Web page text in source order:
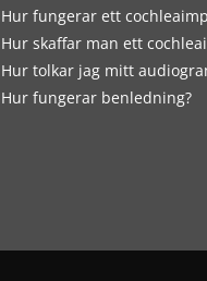
Hur fungerar ett
Hur skaffar man ett
Hur tolkar jag mitt
Hur fungerar benledning?